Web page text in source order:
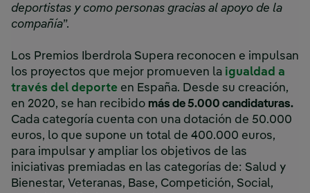
deportistas y como personas gracias al apoyo de la
compañía”.
Los Premios Iberdrola Supera reconocen e impulsan
los proyectos que mejor promueven la igualdad a
través del deporte en España. Desde su creación,
en 2020, se han recibido más de 5.000 candidaturas.
Cada categoría cuenta con una dotación de 50.000
euros, lo que supone un total de 400.000 euros,
para impulsar y ampliar los objetivos de las
iniciativas premiadas en las categorías de: Salud y
Bienestar, Veteranas, Base, Competición, Social,